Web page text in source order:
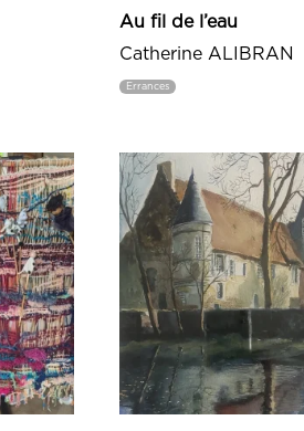
Au fil de l’eau
Catherine ALIBRAN
Errances